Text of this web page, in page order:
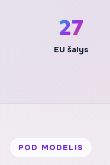
27
EU šalys
POD MODELIS